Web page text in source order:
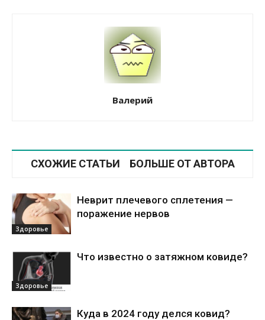
Валерий
СХОЖИЕ СТАТЬИ БОЛЬШЕ ОТ АВТОРА
Здоровье
Неврит плечевого сплетения —
поражение нервов
Здоровье
Что известно о затяжном ковиде?
Куда в 2024 году делся ковид?